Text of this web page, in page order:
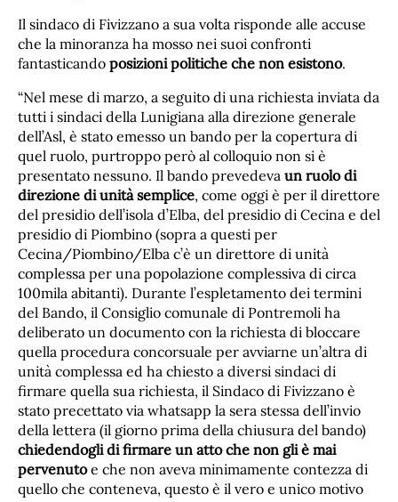
Il sindaco di Fivizzano a sua volta risponde alle accuse
che la minoranza ha mosso nei suoi confronti
fantasticando posizioni politiche che non esistono.
“Nel mese di marzo, a seguito di una richiesta inviata da
tutti i sindaci della Lunigiana alla direzione generale
dell’Asl, è stato emesso un bando per la copertura di
quel ruolo, purtroppo però al colloquio non si è
presentato nessuno. Il bando prevedeva un ruolo di
direzione di unità semplice, come oggi è per il direttore
del presidio dell’isola d’Elba, del presidio di Cecina e del
presidio di Piombino (sopra a questi per
Cecina/Piombino/Elba c’è un direttore di unità
complessa per una popolazione complessiva di circa
100mila abitanti). Durante l’espletamento dei termini
del Bando, il Consiglio comunale di Pontremoli ha
deliberato un documento con la richiesta di bloccare
quella procedura concorsuale per avviarne un’altra di
unità complessa ed ha chiesto a diversi sindaci di
firmare quella sua richiesta, il Sindaco di Fivizzano è
stato precettato via whatsapp la sera stessa dell’invio
della lettera (il giorno prima della chiusura del bando)
chiedendogli di firmare un atto che non gli è mai
pervenutoe che non aveva minimamente contezza di
quello che conteneva, questo è il vero e unico motivo